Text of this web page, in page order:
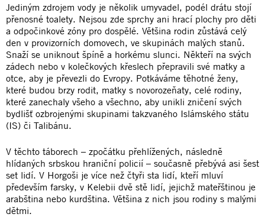
Jediným zdrojem vody je několik umyvadel, podél drátu stojí
přenosné toalety. Nejsou zde sprchy ani hrací plochy pro děti
a odpočinkové zóny pro dospělé. Většina rodin zůstává celý
den v provizorních domovech, ve skupinách malých stanů.
Snaží se uniknout špíně a horkému slunci. Někteří na svých
zádech nebo v kolečkových křeslech přepravili své matky a
otce, aby je převezli do Evropy. Potkáváme těhotné ženy,
které budou brzy rodit, matky s novorozeňaty, celé rodiny,
které zanechaly všeho a všechno, aby unikli zničení svých
bydlišť ozbrojenými skupinami takzvaného Islámského státu
(IS) či Talibánu.
V těchto táborech – zpočátku přehlížených, následně
hlídaných srbskou hraniční policií – současně přebývá asi šest
set lidí. V Horgoši je více než čtyři sta lidí, kteří mluví
především farsky, v Kelebii dvě stě lidí, jejichž mateřštinou je
arabština nebo kurdština. Většina z nich jsou rodiny s malými
dětmi.